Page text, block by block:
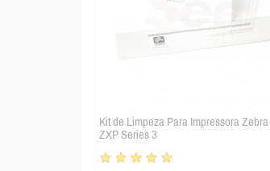
Kit de Limpeza Para Impressora Zebra
ZXP Series 3